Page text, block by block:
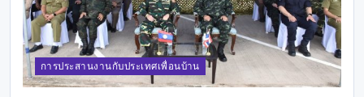
การประสานงานกับประเทศเพื่อนบ้าน